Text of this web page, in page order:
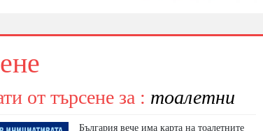
от търсене за : тоалетни
България вече има карта на тоалетните